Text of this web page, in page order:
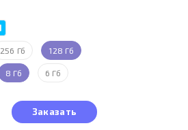
256 Гб 128 Гб
8 Гб 6 Гб
Заказать